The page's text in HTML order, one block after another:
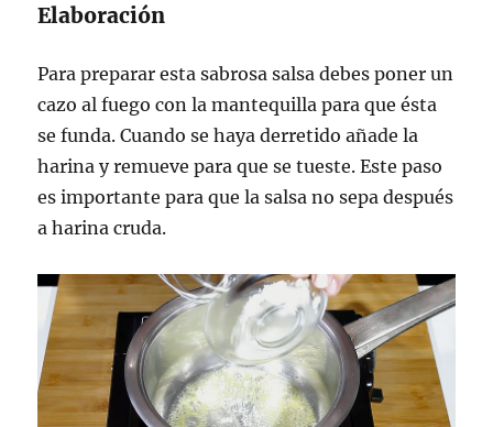
Elaboración
Para preparar esta sabrosa salsa debes poner un
cazo al fuego con la mantequilla para que ésta
se funda. Cuando se haya derretido añade la
harina y remueve para que se tueste. Este paso
es importante para que la salsa no sepa después
a harina cruda.